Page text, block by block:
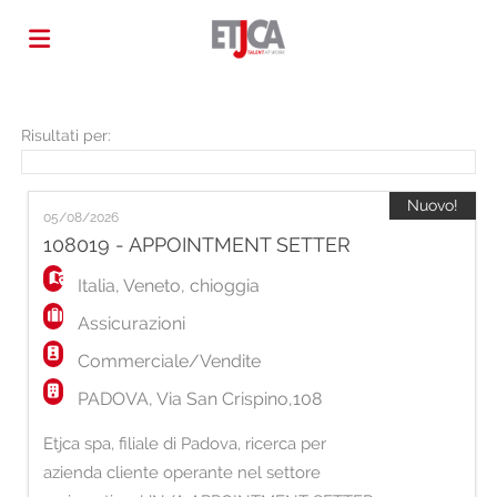
Offerte
Risultati per:
05/08/2026
108019 - APPOINTMENT SETTER
Italia,Veneto,chioggia
Assicurazioni
Commerciale/Vendite
PADOVA, Via San Crispino,108
Etjca spa, filiale di Padova, ricerca per
azienda cliente operante nel settore
Nuovo!